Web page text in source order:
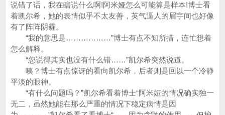
说错了话，我在瞎说什么啊!阿米娅怎么可能算是样本!博士看
着凯尔希，她的表情似乎不太友善，英气逼人的眉宇间也好像
有了阵阵阴霾。
“我的意思是………………”博士有点不知所措，连忙想着
怎么解释。
“您说得其实也没有什么错……”凯尔希突然说道。
咦？博士有点惊讶的看向凯尔希，后者则是回以一个冷静
平淡的眼神。
“有什么问题吗？”凯尔希看着博士“阿米娅的情况确实独一
无二，虽然她能在那么严重的情况下稳定病情是因